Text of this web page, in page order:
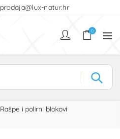
prodaja@lux-natur.hr
0
Rašpe i polirni blokovi